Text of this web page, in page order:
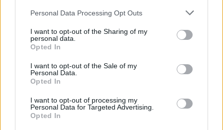
Please note that this website/app uses one or more Google
not limited to your visit or usage behaviour. You may click to
grant or deny consent to Google and its third-party tags to
use your data for below specified purposes in below Google
consent section.
Personal Data Processing Opt Outs
I want to opt-out of the Sharing of my
personal data.
Opted In
I want to opt-out of the Sale of my
Personal Data.
Opted In
I want to opt-out of processing my
Personal Data for Targeted Advertising.
Opted In
nuevas aperturas, tendencias, perfiles de